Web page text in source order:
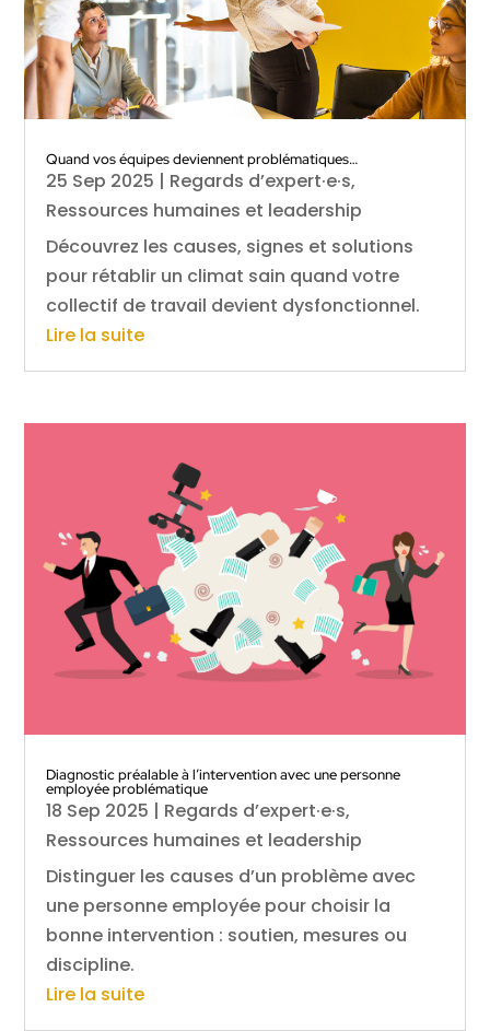
Quand vos équipes deviennent problématiques…
25 Sep 2025 | Regards d’expert·e·s,
Ressources humaines et leadership
Découvrez les causes, signes et solutions
pour rétablir un climat sain quand votre
collectif de travail devient dysfonctionnel.
Lire la suite
Diagnostic préalable à l’intervention avec une personne
employée problématique
18 Sep 2025 | Regards d’expert·e·s,
Ressources humaines et leadership
Distinguer les causes d’un problème avec
une personne employée pour choisir la
bonne intervention : soutien, mesures ou
discipline.
Lire la suite